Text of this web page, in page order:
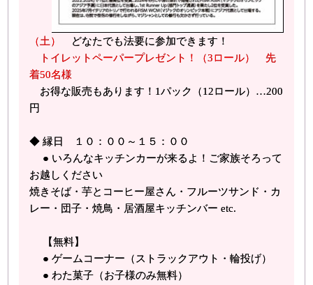
（土）
どなたでも法要に参加できます！
トイレットペーパープレゼント！（3ロール） 先
着50名様
お得な販売もあります！1パック（12ロール）…200
円
◆ 縁日 １０：００～１５：００
● いろんなキッチンカーが来るよ！ご家族そろって
お越しください
焼きそば・芋とコーヒー屋さん・フルーツサンド・カ
レー・団子・焼鳥・居酒屋キッチンバー etc.
【無料】
● ゲームコーナー（ストラックアウト・輪投げ）
● わた菓子（お子様のみ無料）